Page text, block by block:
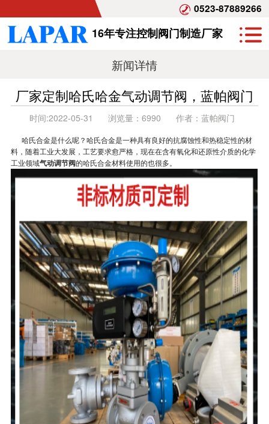
0523-87889266
16年专注控制阀门制造厂家
新闻详情
厂家定制哈氏哈金气动调节阀，蓝帕阀门
时间:2022-05-31 浏览量： 6990 作者： 蓝帕阀门
哈氏合金是什么呢？哈氏合金是一种具有良好的抗腐蚀性和热稳定性的材
料，随着工业大发展，工艺要求愈严格，现在在含有氧化和还原性介质的化学
工业领域气动调节阀的哈氏合金材料使用的也很多。